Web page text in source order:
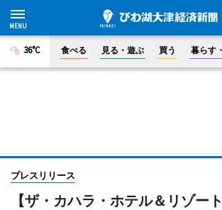
36°C 食べる 見る・遊ぶ 買う 暮らす
プレスリリース
【ザ・カハラ・ホテル＆リゾー